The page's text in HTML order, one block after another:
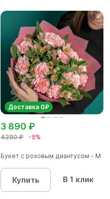
Доставка 0₽
4280 ₽ -9%
3 890 ₽
Букет с розовым диантусом - М
Купить В 1 клик